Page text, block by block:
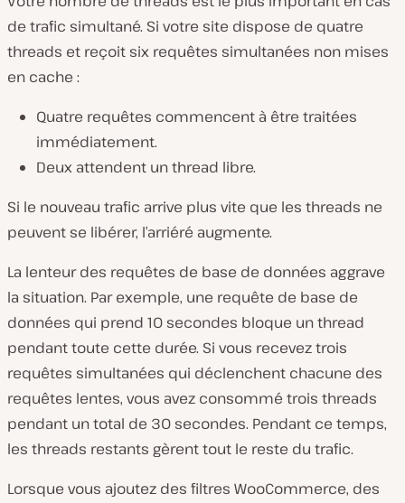
de trafic simultané. Si votre site dispose de quatre
threads et reçoit six requêtes simultanées non mises
en cache :
Quatre requêtes commencent à être traitées
immédiatement.
Deux attendent un thread libre.
Si le nouveau trafic arrive plus vite que les threads ne
peuvent se libérer, l’arriéré augmente.
La lenteur des requêtes de base de données aggrave
la situation. Par exemple, une requête de base de
données qui prend 10 secondes bloque un thread
pendant toute cette durée. Si vous recevez trois
requêtes simultanées qui déclenchent chacune des
requêtes lentes, vous avez consommé trois threads
pendant un total de 30 secondes. Pendant ce temps,
les threads restants gèrent tout le reste du trafic.
Lorsque vous ajoutez des filtres WooCommerce, des